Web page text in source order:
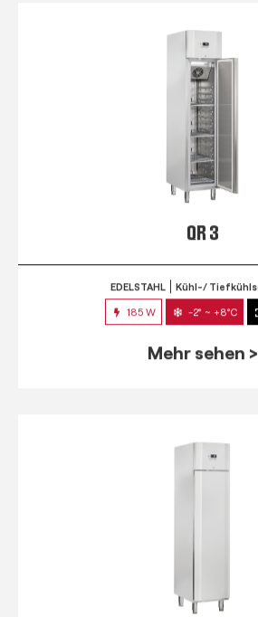
QR 3
EDELSTAHL Kühl-/
185 W -2° ~ +8°C
Mehr sehen >